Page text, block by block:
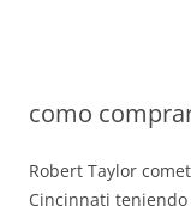
como
Robert Taylor
Cincinnati